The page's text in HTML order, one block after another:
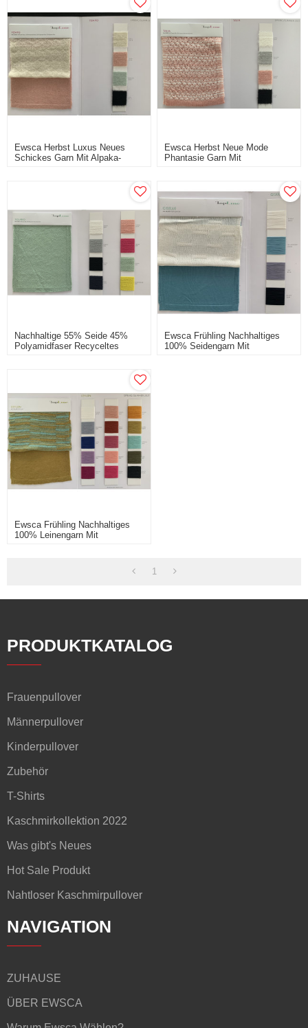
Ewsca Herbst Luxus Neues
Schickes Garn Mit Alpaka-
Ewsca Herbst Neue Mode
Phantasie Garn Mit
Nachhaltige 55% Seide 45%
Polyamidfaser Recyceltes
Ewsca Frühling Nachhaltiges
100% Seidengarn Mit
Ewsca Frühling Nachhaltiges
100% Leinengarn Mit
1
PRODUKTKATALOG
Frauenpullover
Männerpullover
Kinderpullover
Zubehör
T-Shirts
Kaschmirkollektion 2022
Was gibt's Neues
Hot Sale Produkt
Nahtloser Kaschmirpullover
NAVIGATION
ZUHAUSE
ÜBER EWSCA